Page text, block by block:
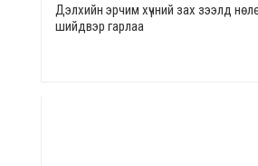
Дэлхийн эрчим хүчний зах зээлд
шийдвэр гарлаа